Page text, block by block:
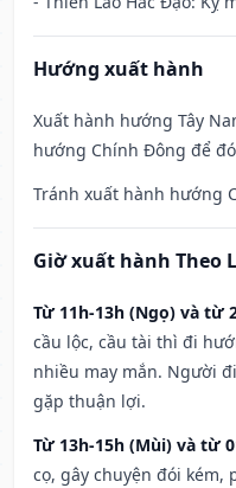
Hướng xuất hành
Xuất hành hướng Tây
hướng Chính Đông để
Tránh xuất hành hướng
Giờ xuất hành Theo
Từ 11h-13h (Ngọ) và từ
cầu lộc, cầu tài thì đi
nhiều may mắn. Người
gặp thuận lợi.
Từ 13h-15h (Mùi) và từ
cọ, gây chuyện đói